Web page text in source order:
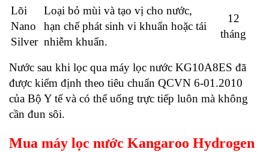
Lõi
Nano
Silver
Loại bỏ mùi và tạo vị cho nước,
hạn chế phát sinh vi khuẩn hoặc tái
nhiễm khuẩn.
12
tháng
Nước sau khi lọc qua máy lọc nước KG10A8ES đã
được kiểm định theo tiêu chuẩn QCVN 6-01.2010
của Bộ Y tế và có thể uống trực tiếp luôn mà không
cần đun sôi.
Mua máy lọc nước Kangaroo Hydrogen